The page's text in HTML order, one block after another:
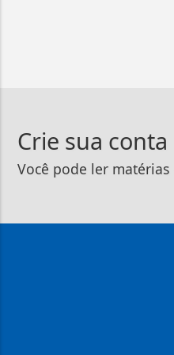
Crie sua
Você pode ler